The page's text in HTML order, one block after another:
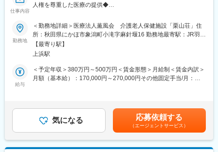
仕事内容
人権を尊重した医療の提供◆
■職務内容
介護老人保健施設「栗山荘」の看護師として、老人看護業務全般
をお任せします。具体的には、入院患者さんの日常生活援助、バ
イタルサイン測定、診察補助、内服薬の管理などの業務がありま
す。
■組織体制：
でいます。
・看護師、准看護師合わせて10名となり、男女比は2:8になりま
勤務地
＜勤務地詳細＞医療法人薫風会 介護老人保健施設「栗山荘」住
所：秋田県にかほ市象潟町小滝字麻針堰16 勤務地最寄駅：JR羽越
線／象潟駅受動喫煙対策：屋内全面禁煙変更の範囲：無
【最寄り駅】
上浜駅
給与
＜予定年収＞380万円～500万円＜賃金形態＞月給制＜賃金内訳＞
月額（基本給）：170,000円～270,000円その他固定手当/月：
（34,200円）、特別手当（18,700円）、特殊勤務手当（6,200
円）賃金はあくまでも目安の金額であり、選考を通じて上下する
可能性があります。月給(月額)は固定手当を含めた表記です。
気になる 応募依頼する
（エージェントサービス）